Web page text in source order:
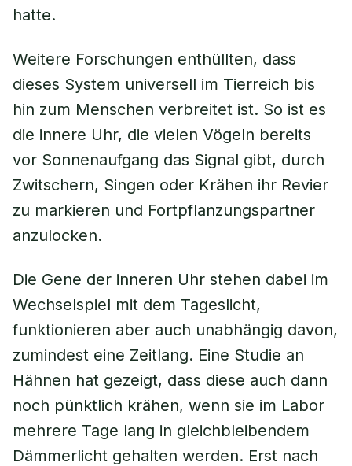
hatte.
Weitere Forschungen enthüllten, dass
dieses System universell im Tierreich bis
hin zum Menschen verbreitet ist. So ist es
die innere Uhr, die vielen Vögeln bereits
vor Sonnenaufgang das Signal gibt, durch
Zwitschern, Singen oder Krähen ihr Revier
zu markieren und Fortpflanzungspartner
anzulocken.
Die Gene der inneren Uhr stehen dabei im
Wechselspiel mit dem Tageslicht,
funktionieren aber auch unabhängig davon,
zumindest eine Zeitlang. Eine Studie an
Hähnen hat gezeigt, dass diese auch dann
noch pünktlich krähen, wenn sie im Labor
mehrere Tage lang in gleichbleibendem
Dämmerlicht gehalten werden. Erst nach